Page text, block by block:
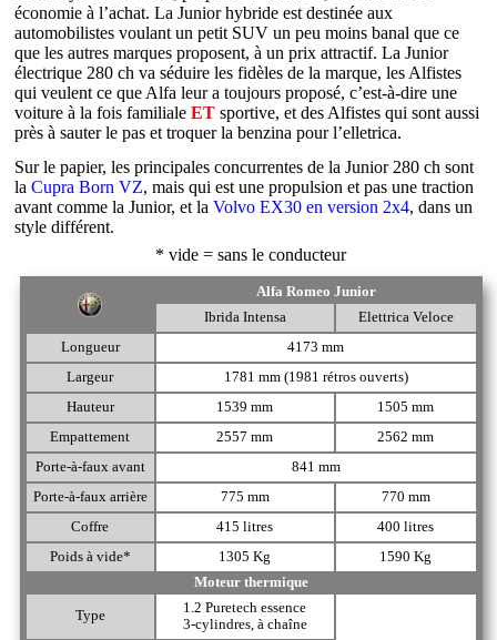
économie à l’achat. La Junior hybride est destinée aux
automobilistes voulant un petit SUV un peu moins banal que ce
que les autres marques proposent, à un prix attractif. La Junior
électrique 280 ch va séduire les fidèles de la marque, les Alfistes
qui veulent ce que Alfa leur a toujours proposé, c’est-à-dire une
voiture à la fois familialeET sportive, et des Alfistes qui sont aussi
près à sauter le pas et troquer la benzina pour l’elletrica.
Sur le papier, les principales concurrentes de la Junior 280 ch sont
laCupra Born VZ, mais qui est une propulsion et pas une traction
avant comme la Junior, et laVolvo EX30 en version 2x4, dans un
style différent.
* vide = sans le conducteur
Alfa Romeo Junior
Ibrida Intensa
Elettrica Veloce
Longueur
4173 mm
Largeur
1781 mm (1981 rétros ouverts)
Hauteur
1539 mm
1505 mm
Empattement
2557 mm
2562 mm
Porte-à-faux avant
841 mm
Porte-à-faux arrière
775 mm
770 mm
Coffre
415 litres
400 litres
Poids à vide*
1305 Kg
1590 Kg
Moteur thermique
Type
1.2 Puretech essence
3-cylindres, à chaîne